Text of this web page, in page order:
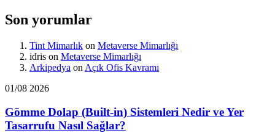
Son yorumlar
Tint Mimarlık on Metaverse Mimarlığı
idris on Metaverse Mimarlığı
Arkipedya on Açık Ofis Kavramı
01/08 2026
Gömme Dolap (Built-in) Sistemleri Nedir ve Yer
Tasarrufu Nasıl Sağlar?